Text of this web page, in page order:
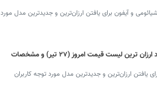
و آیفون برای یافتن ارزان‌ترین و جدیدترین مدل مورد
گوشی سامسونگ + دانلود ارزان ترین لیست قیمت امروز (۲۷ تیر) و مشخصات
ارزان‌ترین و جدیدترین مدل مورد توجه کاربران